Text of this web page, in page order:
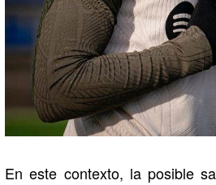
En este contexto, la posible